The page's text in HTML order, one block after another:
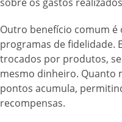
Outro benefício comum
programas de fidelidade.
trocados por produtos,
mesmo dinheiro. Quanto
pontos acumula,
recompensas.